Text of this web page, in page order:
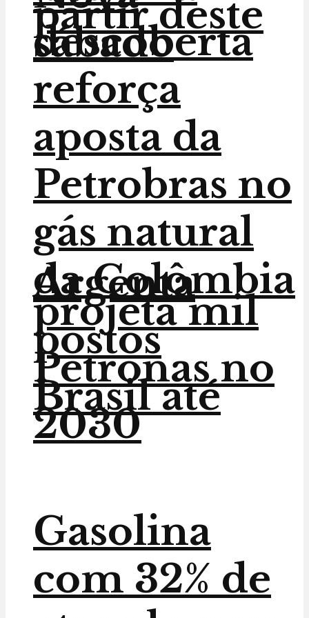
partir deste
sábado
Argenta
projeta mil
postos
Petronas no
Brasil até
2030
descoberta
reforça
aposta da
Petrobras no
gás natural
da Colômbia
Gasolina
com 32% de